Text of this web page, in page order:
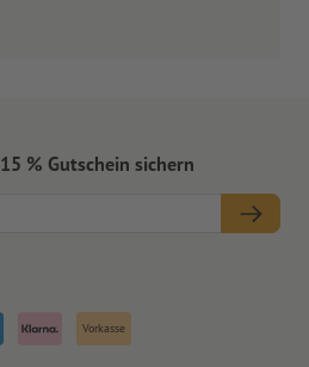
% Gutschein sichern
Vorkasse